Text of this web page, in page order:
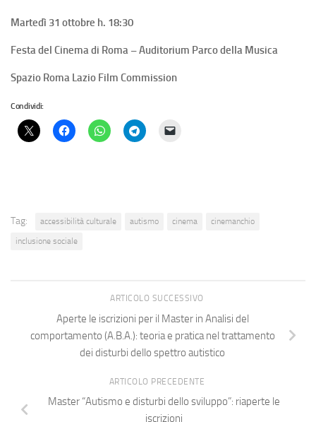
Martedì 31 ottobre h. 18:30
Festa del Cinema di Roma – Auditorium Parco della Musica
Spazio Roma Lazio Film Commission
Condividi:
Tag: accessibilità culturale autismo cinema
cinemanchio
inclusione sociale
ARTICOLO SUCCESSIVO
Aperte le iscrizioni per il Master in Analisi del
comportamento (A.B.A.): teoria e pratica nel trattamento
dei disturbi dello spettro autistico
ARTICOLO PRECEDENTE
Master “Autismo e disturbi dello sviluppo”: riaperte le
iscrizioni